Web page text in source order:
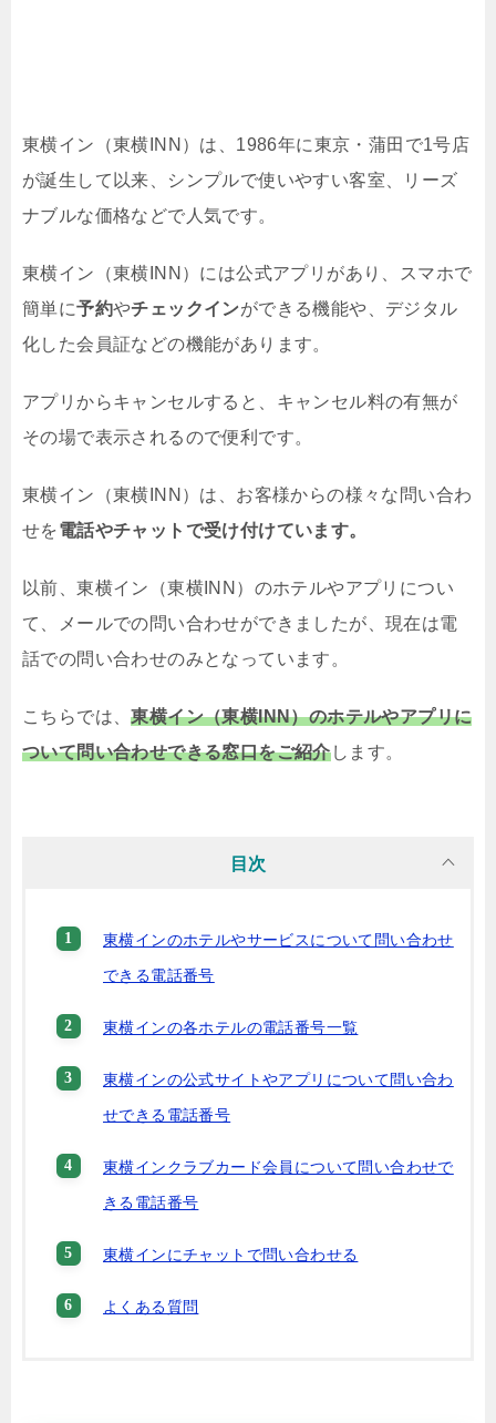
東横イン（東横INN）は、1986年に東京・蒲田で1号店
が誕生して以来、シンプルで使いやすい客室、リーズ
ナブルな価格などで人気です。
東横イン（東横INN）には公式アプリがあり、スマホで
簡単に予約やチェックインができる機能や、デジタル
化した会員証などの機能があります。
アプリからキャンセルすると、キャンセル料の有無が
その場で表示されるので便利です。
東横イン（東横INN）は、お客様からの様々な問い合わ
せを電話やチャットで受け付けています。
以前、東横イン（東横INN）のホテルやアプリについ
て、メールでの問い合わせができましたが、現在は電
話での問い合わせのみとなっています。
こちらでは、東横イン（東横INN）のホテルやアプリに
ついて問い合わせできる窓口をご紹介します。
目次
東横インのホテルやサービスについて問い合わせ
できる電話番号
東横インの各ホテルの電話番号一覧
東横インの公式サイトやアプリについて問い合わ
せできる電話番号
東横インクラブカード会員について問い合わせで
きる電話番号
東横インにチャットで問い合わせる
よくある質問